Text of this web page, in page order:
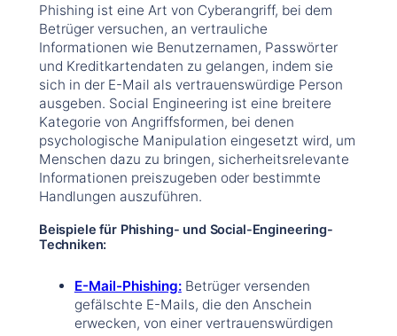
Phishing ist eine Art von Cyberangriff, bei dem
Betrüger versuchen, an vertrauliche
Informationen wie Benutzernamen, Passwörter
und Kreditkartendaten zu gelangen, indem sie
sich in der E-Mail als vertrauenswürdige Person
ausgeben. Social Engineering ist eine breitere
Kategorie von Angriffsformen, bei denen
psychologische Manipulation eingesetzt wird, um
Menschen dazu zu bringen, sicherheitsrelevante
Informationen preiszugeben oder bestimmte
Handlungen auszuführen.
Beispiele für Phishing- und Social-Engineering-
Techniken:
E-Mail-Phishing:Betrüger versenden
gefälschte E-Mails, die den Anschein
erwecken, von einer vertrauenswürdigen